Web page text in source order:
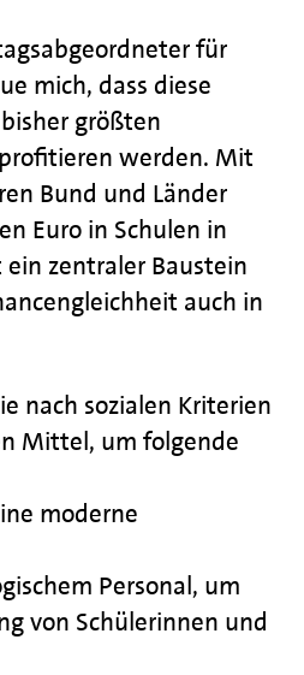
für
mich, dass diese
größten
werden. Mit
Bund und Länder
Euro in Schulen in
ein zentraler Baustein
auch in
nach sozialen Kriterien
Mittel, um folgende
moderne
Personal, um
von Schülerinnen und